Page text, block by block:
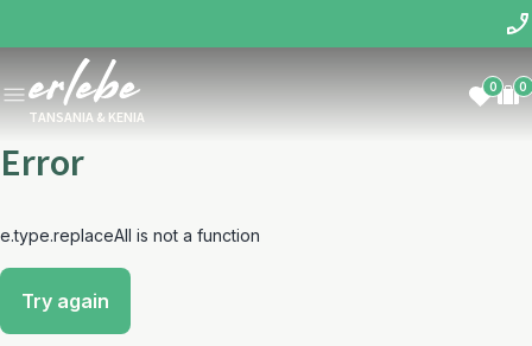
TANSANIA & KENIA
0 0
Error
e.type.replaceAll is not a function
Try again